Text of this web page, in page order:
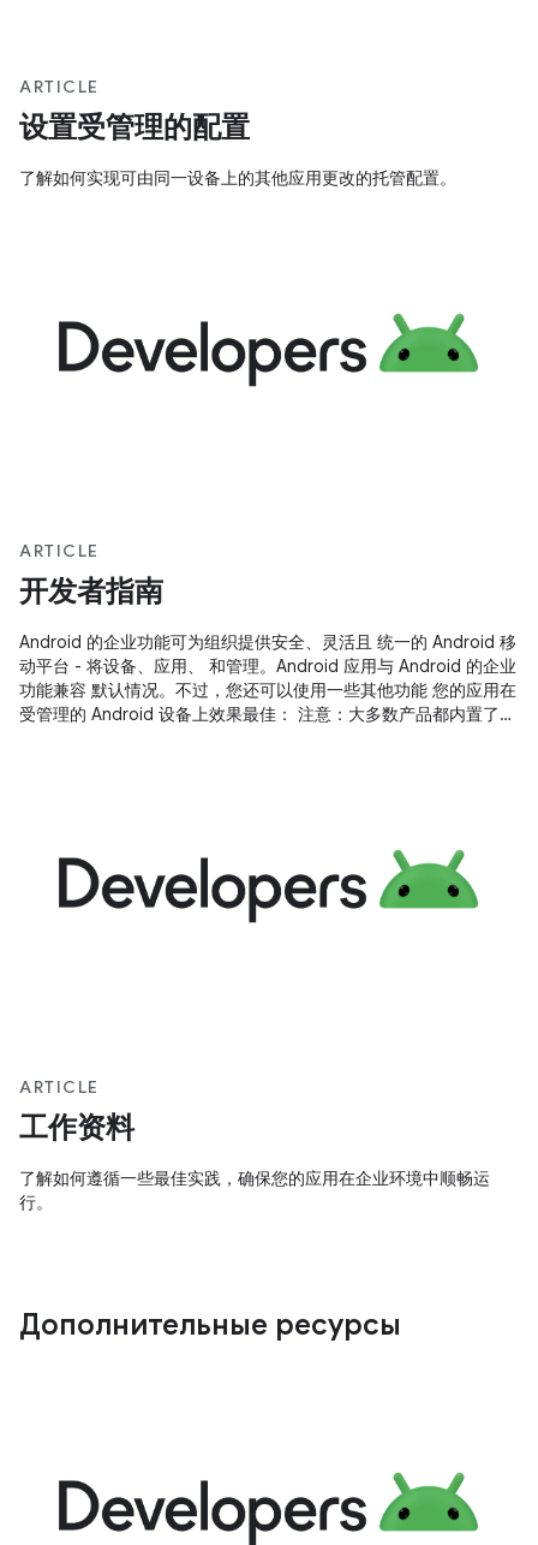
ARTICLE
设置受管理的配置
了解如何实现可由同一设备上的其他应用更改的托管配置。
ARTICLE
开发者指南
Android 的企业功能可为组织提供安全、灵活且 统一的 Android 移
动平台 - 将设备、应用、 和管理。Android 应用与 Android 的企业
功能兼容 默认情况。不过，您还可以使用一些其他功能 您的应用在
受管理的 Android 设备上效果最佳： 注意：大多数产品都内置了
ARTICLE
工作资料
了解如何遵循一些最佳实践，确保您的应用在企业环境中顺畅运
行。
Дополнительные ресурсы